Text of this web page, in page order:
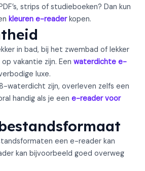
strips of studieboeken? Dan kun
kleuren e-readerkopen.
in bad, bij het zwembad of lekker
vakantie zijn. Een waterdichte e-
luxe.
waterdicht zijn, overleven zelfs een
handig als je een e-reader voor
een e-reader kan
kan bijvoorbeeld goed overweg